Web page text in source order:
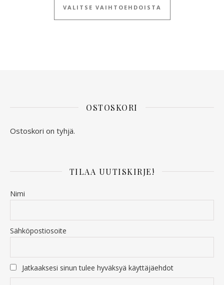
VALITSE VAIHTOEHDOISTA
OSTOSKORI
Ostoskori on tyhjä.
TILAA UUTISKIRJE!
Nimi
Sähköpostiosoite
Jatkaaksesi sinun tulee hyväksyä käyttäjäehdot